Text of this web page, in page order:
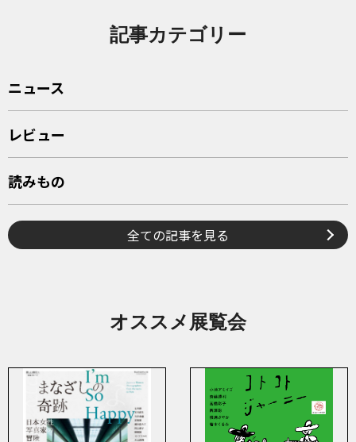
記事カテゴリー
ニュース
レビュー
読みもの
全ての記事を見る
オススメ展覧会